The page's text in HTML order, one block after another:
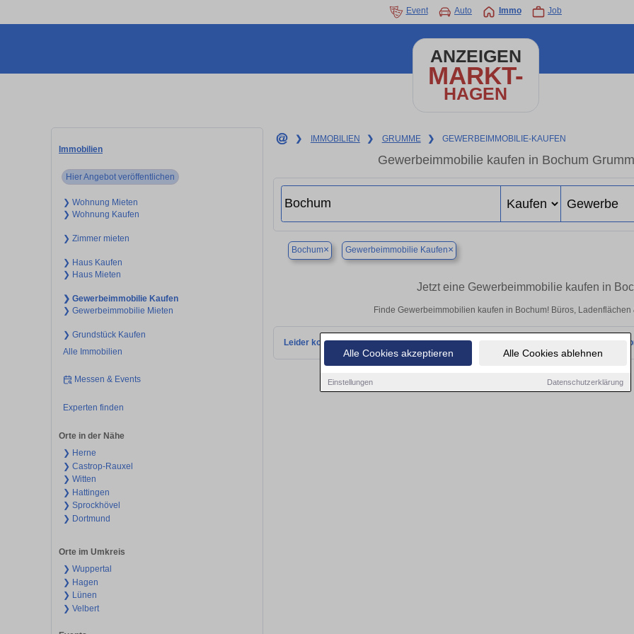
Alle Cookies akzeptieren Alle Cookies ablehnen
Einstellungen Datenschutzerklärung
Event Auto Immo Job
ANZEIGEN
MARKT-
HAGEN
Immobilien
Hier Angebot veröffentlichen
❯ Wohnung Mieten
❯ Wohnung Kaufen
❯ Zimmer mieten
❯ Haus Kaufen
❯ Haus Mieten
❯ Gewerbeimmobilie Kaufen
❯ Gewerbeimmobilie Mieten
❯ Grundstück Kaufen
Alle Immobilien
Messen & Events
Experten finden
Orte in der Nähe
❯ Herne
❯ Castrop-Rauxel
❯ Witten
❯ Hattingen
❯ Sprockhövel
❯ Dortmund
Orte im Umkreis
❯ Wuppertal
❯ Hagen
❯ Lünen
❯ Velbert
❯ IMMOBILIEN ❯ GRUMME ❯ GEWERBEIMMOBILIE-KAUFEN
Gewerbeimmobilie kaufen in Bochum
Bochum× Gewerbeimmobilie Kaufen×
Jetzt eine Gewerbeimmobilie kaufen in
Finde Gewerbeimmobilien kaufen in Bochum! Büros, Ladenflächen
Leider konnten wir derzeit keine passenden Objekte finden. Schauen Sie bald wieder